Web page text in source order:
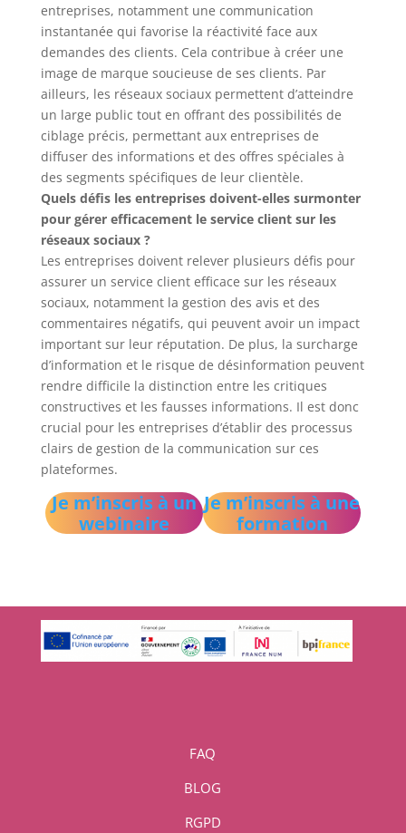
entreprises, notamment une communication
instantanée qui favorise la réactivité face aux
demandes des clients. Cela contribue à créer une
image de marque soucieuse de ses clients. Par
ailleurs, les réseaux sociaux permettent d’atteindre
un large public tout en offrant des possibilités de
ciblage précis, permettant aux entreprises de
diffuser des informations et des offres spéciales à
des segments spécifiques de leur clientèle.
Quels défis les entreprises doivent-elles surmonter
pour gérer efficacement le service client sur les
réseaux sociaux ?
Les entreprises doivent relever plusieurs défis pour
assurer un service client efficace sur les réseaux
sociaux, notamment la gestion des avis et des
commentaires négatifs, qui peuvent avoir un impact
important sur leur réputation. De plus, la surcharge
d’information et le risque de désinformation peuvent
rendre difficile la distinction entre les critiques
constructives et les fausses informations. Il est donc
crucial pour les entreprises d’établir des processus
clairs de gestion de la communication sur ces
plateformes.
Je m’inscris à un
webinaire
Je m’inscris à une
formation
FAQ
BLOG
RGPD